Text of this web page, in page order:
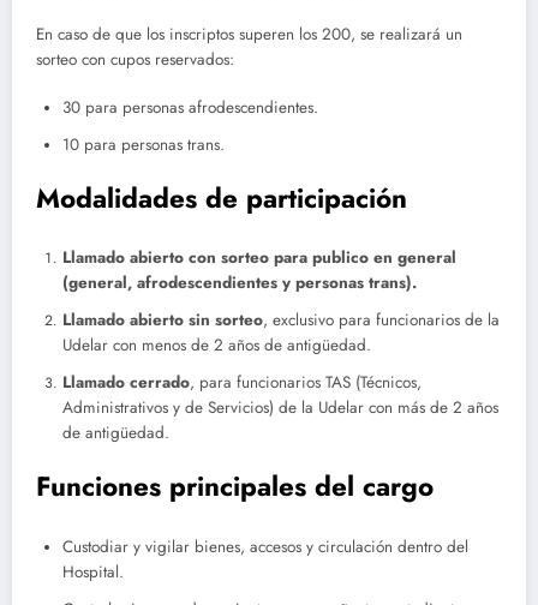
En caso de que los inscriptos superen los 200, se realizará un
sorteo con cupos reservados:
30 para personas afrodescendientes.
10 para personas trans.
Modalidades de participación
Llamado abierto con sorteo para publico en general
(general, afrodescendientes y personas trans).
Llamado abierto sin sorteo, exclusivo para funcionarios de la
Udelar con menos de 2 años de antigüedad.
Llamado cerrado, para funcionarios TAS (Técnicos,
Administrativos y de Servicios) de la Udelar con más de 2 años
de antigüedad.
Funciones principales del cargo
Custodiar y vigilar bienes, accesos y circulación dentro del
Hospital.